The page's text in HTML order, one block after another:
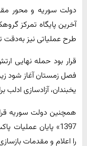
دولت سوریه و محور
آخرین پایگاه تمرکز
طرح عملیاتی نیز
قرار بود حمله نهایی
فصل زمستان آغاز شود
یخبندان، آزادسازی
همچنین دولت سوریه
1397‌» پایان
را اعلام و مقدمات